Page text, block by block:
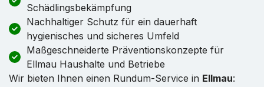
Schädlingsbekämpfung
Nachhaltiger Schutz für ein dauerhaft
hygienisches und sicheres Umfeld
Maßgeschneiderte Präventionskonzepte für
Ellmau Haushalte und Betriebe
Wir bieten Ihnen einen Rundum-Service in Ellmau: